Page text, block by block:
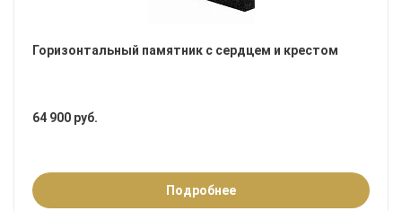
Горизонтальный памятник с сердцем и крестом
64 900 руб.
Подробнее